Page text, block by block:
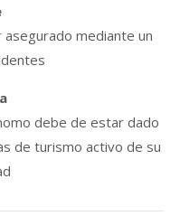
mediante un
debe de estar dado
de turismo activo de su